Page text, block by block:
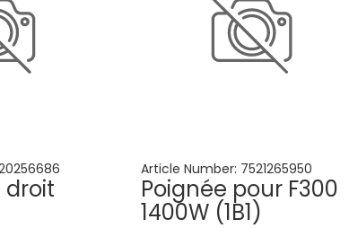
droit
Article Number: 7521265950
Poignée pour F300
1400W (1B1)